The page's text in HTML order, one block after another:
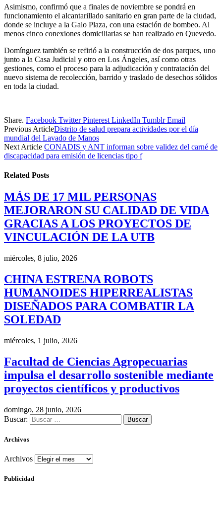
Asimismo, confirmó que a finales de noviembre se pondrá en
funcionamiento el alcantarillado sanitario en gran parte de la ciudad,
donde se incluye a la Galo Plaza, con una estación de bombeo. Al
menos cinco conexiones domiciliarias se han realizado en Quevedo.
Domínguez también se refirió a la construcción de dos parques, uno
junto a la Casa Judicial y otro en Los Ángeles, así como otras
gestiones, como el proceso para la adjudicación y contratación del
nuevo sistema de recolección, barrido y traslado de desechos sólidos
en toda la ciudad.
Share. Facebook Twitter Pinterest LinkedIn Tumblr Email
Previous ArticleDistrito de salud prepara actividades por el día
mundial del Lavado de Manos
Next Article CONADIS y ANT informan sobre validez del carné de
discapacidad para emisión de licencias tipo f
Related Posts
MÁS DE 17 MIL PERSONAS
MEJORARON SU CALIDAD DE VIDA
GRACIAS A LOS PROYECTOS DE
VINCULACIÓN DE LA UTB
miércoles, 8 julio, 2026
CHINA ESTRENA ROBOTS
HUMANOIDES HIPERREALISTAS
DISEÑADOS PARA COMBATIR LA
SOLEDAD
miércoles, 1 julio, 2026
Facultad de Ciencias Agropecuarias
impulsa el desarrollo sostenible mediante
proyectos científicos y productivos
domingo, 28 junio, 2026
Buscar:
Archivos
Archivos
Publicidad